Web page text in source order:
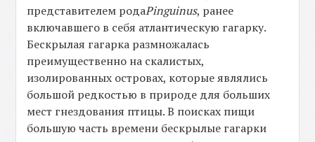
представителем родаPinguinus, ранее
включавшего в себя атлантическую гагарку.
Бескрылая гагарка размножалась
преимущественно на скалистых,
изолированных островах, которые являлись
большой редкостью в природе для больших
мест гнездования птицы. В поисках пищи
большую часть времени бескрылые гагарки